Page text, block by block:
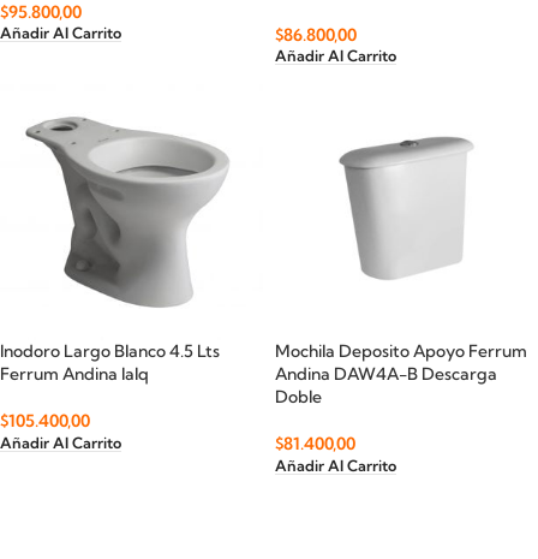
$95.800,00
Añadir Al Carrito $86.800,00
Añadir Al Carrito
Inodoro Largo Blanco 4.5 Lts
Ferrum Andina Ialq
$105.400,00
Añadir Al Carrito
Mochila Deposito Apoyo Ferrum
Andina DAW4A-B Descarga
Doble
$81.400,00
Añadir Al Carrito